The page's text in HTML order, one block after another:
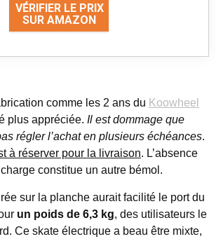
VÉRIFIER LE PRIX
SUR AMAZON
comme les 2 ans du Koowheel
plus appréciée. Il est dommage que
régler l’achat en plusieurs échéances.
à réserver pour la livraison. L’absence
constitue un autre bémol.
sur la planche aurait facilité le port du
un poids de 6,3 kg, des utilisateurs le
Ce skate électrique a beau être mixte,